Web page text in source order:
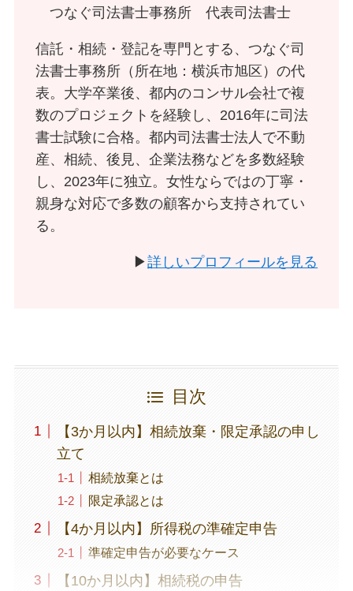
つなぐ司法書士事務所 代表司法書士
信託・相続・登記を専門とする、つなぐ司
法書士事務所（所在地：横浜市旭区）の代
表。大学卒業後、都内のコンサル会社で複
数のプロジェクトを経験し、2016年に司法
書士試験に合格。都内司法書士法人で不動
産、相続、後見、企業法務などを多数経験
し、2023年に独立。女性ならではの丁寧・
親身な対応で多数の顧客から支持されてい
る。
▶詳しいプロフィールを見る
目次
【3か月以内】相続放棄・限定承認の申し
立て
相続放棄とは
限定承認とは
【4か月以内】所得税の準確定申告
準確定申告が必要なケース
【10か月以内】相続税の申告